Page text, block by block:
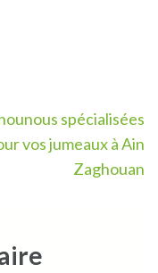
spécialisées
vos jumeaux à Ain
Zaghouan